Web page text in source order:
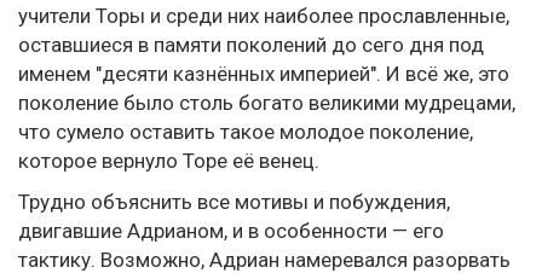
учители Торы и среди них наиболее прославленные,
оставшиеся в памяти поколений до сего дня под
именем "десяти казнённых империей". И всё же, это
поколение было столь богато великими мудрецами,
что сумело оставить такое молодое поколение,
которое вернуло Торе её венец.
Трудно объяснить все мотивы и побуждения,
двигавшие Адрианом, и в особенности — его
тактику. Возможно, Адриан намеревался разорвать